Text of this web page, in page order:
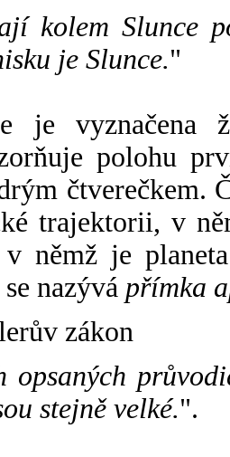
kolem Slunce
je Slunce."
je vyznačena
polohu
čtverečkem.
trajektorii, v
němž je
nazývá přímka
zákon
opsaných
stejně velké.".